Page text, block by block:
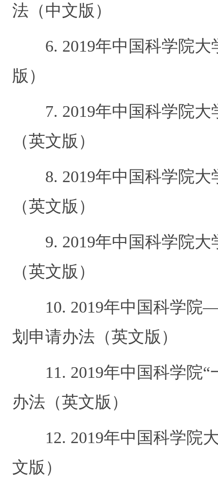
法（中文版）
6. 2019年中国科学院大
版）
7. 2019年中国科学院大
（英文版）
8. 2019年中国科学院大
（英文版）
9. 2019年中国科学院大
（英文版）
10. 2019年中国科学院
划申请办法（英文版）
11. 2019年中国科学院“
办法（英文版）
12. 2019年中国科学院
文版）